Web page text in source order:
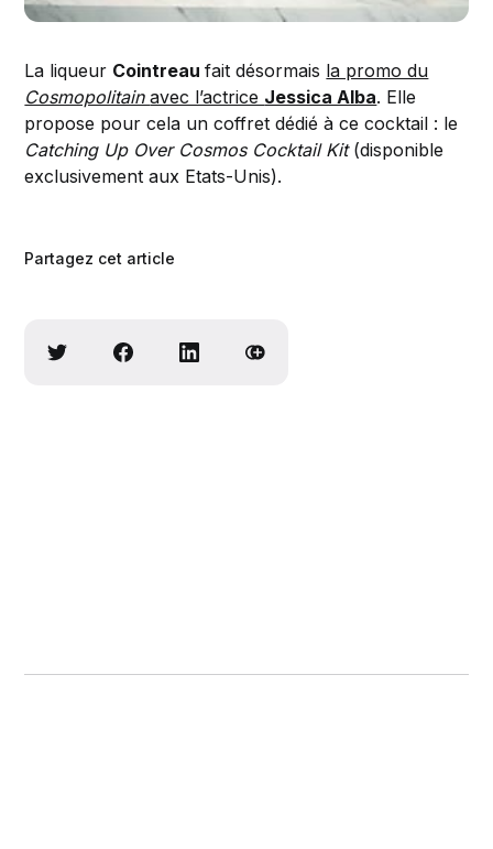
La liqueur Cointreaufait désormais la promo du
Cosmopolitainavec l’actrice Jessica Alba. Elle
propose pour cela un coffret dédié à ce cocktail : le
Catching Up Over Cosmos Cocktail Kit(disponible
exclusivement aux Etats-Unis).
Partagez cet article